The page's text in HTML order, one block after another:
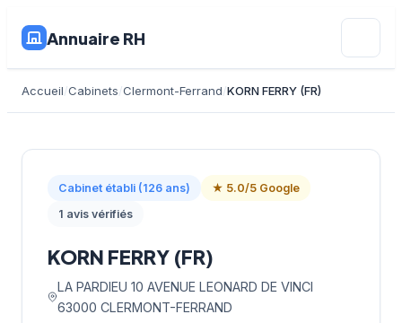
Annuaire RH
Accueil Cabinets Clermont-Ferrand KORN FERRY (FR)
Cabinet établi (126 ans)
★ 5.0/5 Google
1 avis vérifiés
KORN FERRY (FR)
LA PARDIEU 10 AVENUE LEONARD DE VINCI
63000 CLERMONT-FERRAND